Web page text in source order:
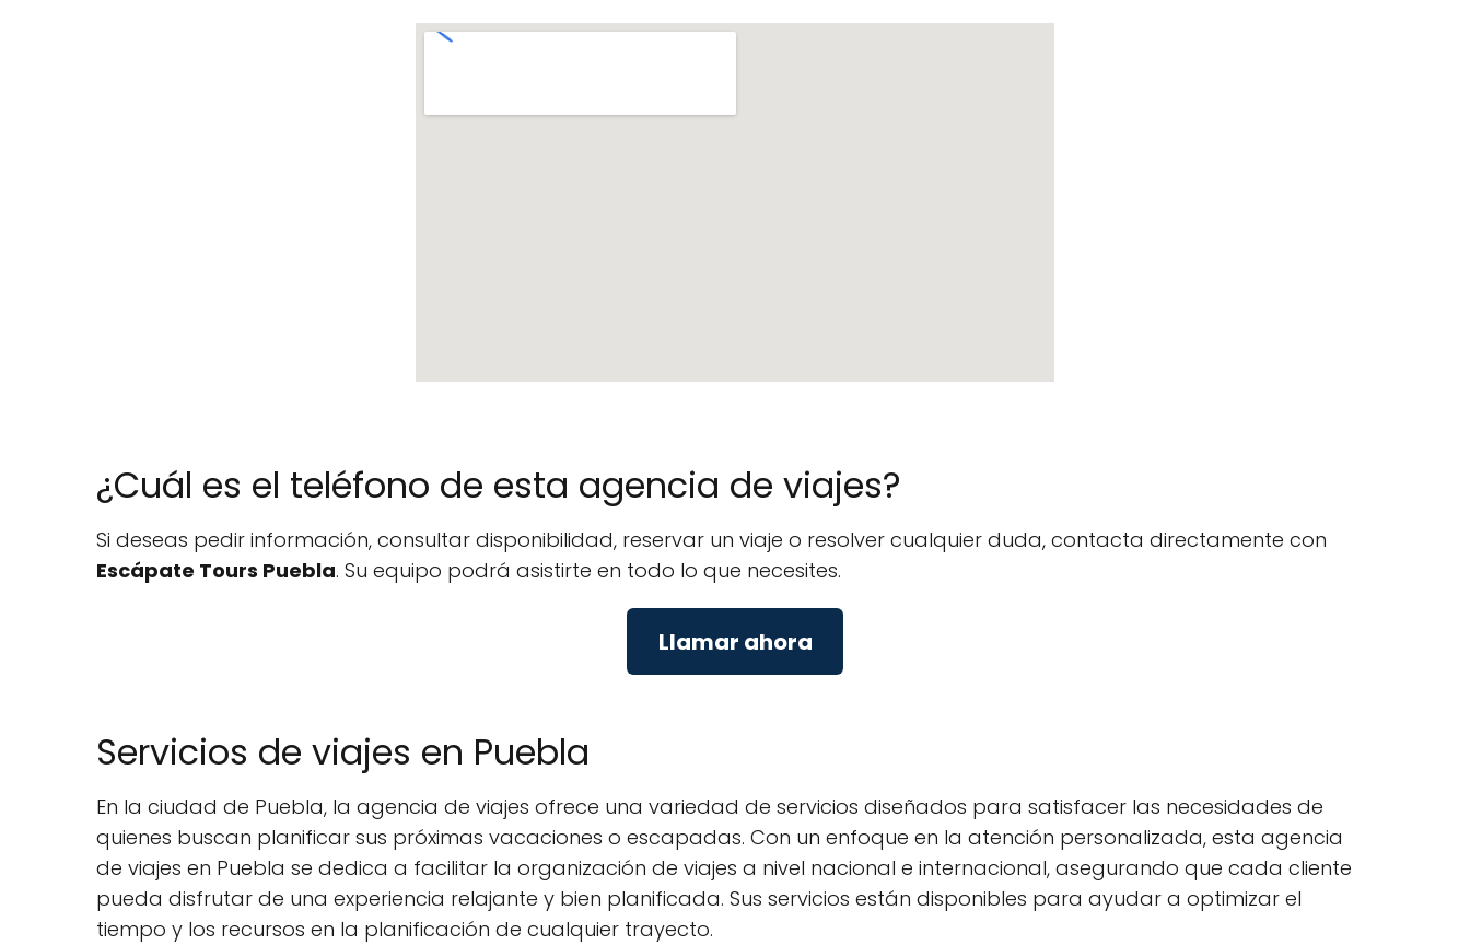
¿Cuál es el teléfono de esta agencia de viajes?
Si deseas pedir información, consultar disponibilidad, reservar un viaje o resolver cualquier duda, contacta directamente con
Escápate Tours Puebla. Su equipo podrá asistirte en todo lo que necesites.
Llamar ahora
Servicios de viajes en Puebla
En la ciudad de Puebla, la agencia de viajes ofrece una variedad de servicios diseñados para satisfacer las necesidades de
quienes buscan planificar sus próximas vacaciones o escapadas. Con un enfoque en la atención personalizada, esta agencia
de viajes en Puebla se dedica a facilitar la organización de viajes a nivel nacional e internacional, asegurando que cada cliente
pueda disfrutar de una experiencia relajante y bien planificada. Sus servicios están disponibles para ayudar a optimizar el
tiempo y los recursos en la planificación de cualquier trayecto.